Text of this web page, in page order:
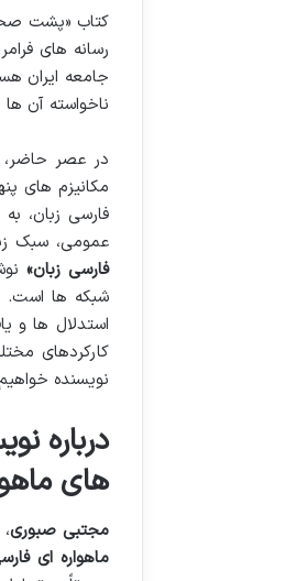
کتاب «پشت
رسانه های
جامعه ایران
ناخواسته آن
در عصر حاضر،
مکانیزم های
فارسی زبان،
عمومی، سبک
فارسی زبان»
شبکه ها است.
استدلال ها و
کارکردهای
نویسنده
درباره
های
مجتبی صبوری
ماهواره ای